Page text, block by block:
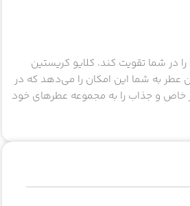
در شما تقویت کند، کلایو کریستین
عطر به شما این امکان را می‌دهد که در
خاص و جذاب را به مجموعه عطرهای خود